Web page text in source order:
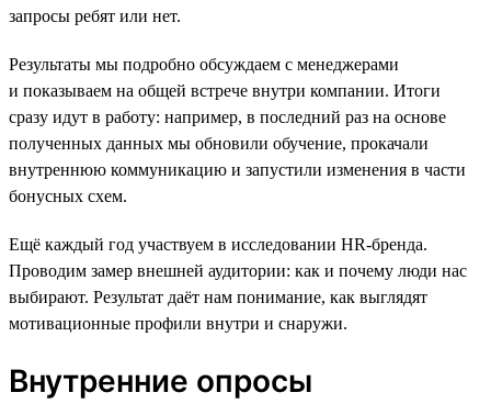
запросы ребят или нет.
Результаты мы подробно обсуждаем с менеджерами
и показываем на общей встрече внутри компании. Итоги
сразу идут в работу: например, в последний раз на основе
полученных данных мы обновили обучение, прокачали
внутреннюю коммуникацию и запустили изменения в части
бонусных схем.
Ещё каждый год участвуем в исследовании HR-бренда.
Проводим замер внешней аудитории: как и почему люди нас
выбирают. Результат даёт нам понимание, как выглядят
мотивационные профили внутри и снаружи.
Внутренние опросы